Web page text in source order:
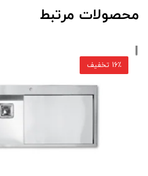
محصولات مرتبط
16٪ تخفیف